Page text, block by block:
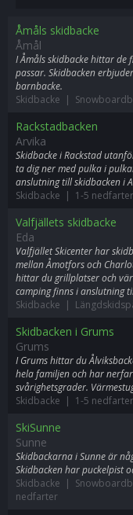
Åmåls skidbacke
Åmål
I Åmåls skidbacke hittar de
passar. Skidbacken
barnbacke.
Skidbacke |
Rackstadbacken
Arvika
Skidbacke i Rackstad
ta dig ner med pulka i
anslutning till skidbacken i
Skidbacke | 1-5 nedfarter
Valfjällets skidbacke
Eda
Valfjället Skicenter har
mellan Åmotfors och
hittar du grillplatser och
camping finns i anslutning
Skidbacke |
Skidbacken i Grums
Grums
I Grums hittar du
hela familjen och har
svårighetsgrader.
Skidbacke | 1-5 nedfarter
SkiSunne
Sunne
Skidbackarna i Sunne är
Skidbacken har puckelpist
Skidbacke |
nedfarter